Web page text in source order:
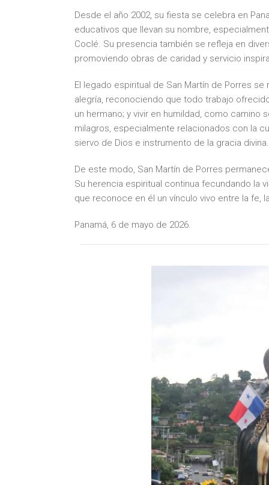
Desde el año 2002, su fiesta se celebra en
educativos que llevan su nombre,
Coclé. Su presencia también se refleja en
promoviendo obras de caridad y servicio
El legado espiritual de San Martín de Porres
alegría, reconociendo que todo trabajo
un hermano; y vivir en humildad, como camino
milagros, especialmente relacionados con la
siervo de Dios e instrumento de la gracia divina.
De este modo, San Martín de Porres
Su herencia espiritual continua fecundando la
que reconoce en él un vínculo vivo entre la fe,
Panamá, 6 de mayo de 2026.